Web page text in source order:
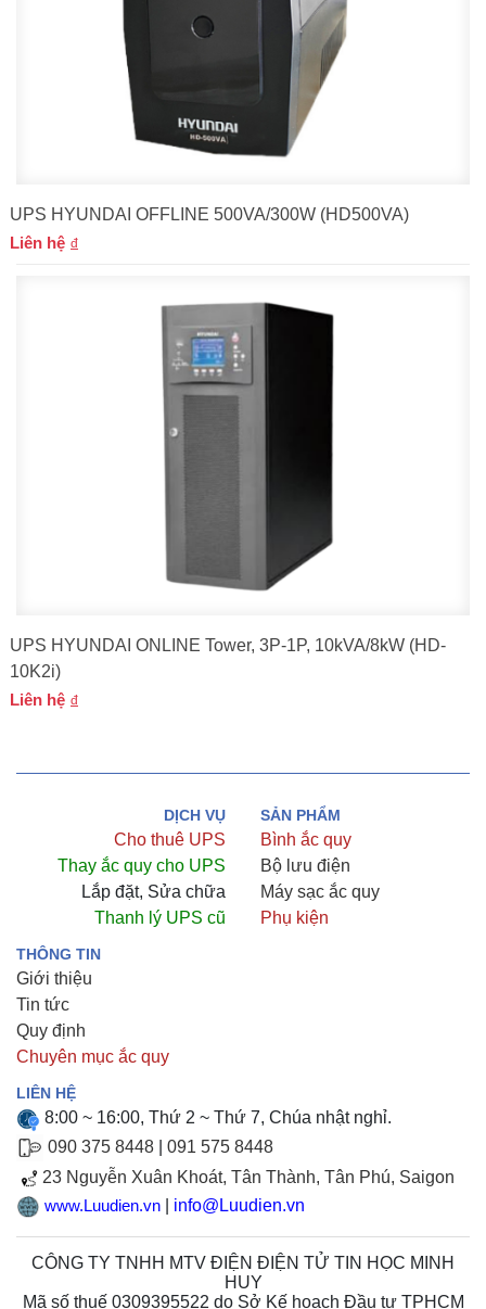
UPS HYUNDAI OFFLINE 500VA/300W (HD500VA)
Liên hệ
UPS HYUNDAI ONLINE Tower, 3P-1P, 10kVA/8kW (HD-
10K2i)
Liên hệ
DỊCH VỤ
Cho thuê UPS
Thay ắc quy cho UPS
Lắp đặt, Sửa chữa
Thanh lý UPS cũ
SẢN PHẨM
Bình ắc quy
Bộ lưu điện
Máy sạc ắc quy
Phụ kiện
THÔNG TIN
Giới thiệu
Tin tức
Quy định
Chuyên mục ắc quy
LIÊN HỆ
8:00 ~ 16:00, Thứ 2 ~ Thứ 7, Chúa nhật nghỉ.
090 375 8448
091 575 8448
23 Nguyễn Xuân Khoát, Tân Thành, Tân Phú, Saigon
www.Luudien.vn info@Luudien.vn
CÔNG TY TNHH MTV ĐIỆN ĐIỆN TỬ TIN HỌC MINH
HUY
Mã số thuế 0309395522 do Sở Kế hoạch Đầu tư TPHCM